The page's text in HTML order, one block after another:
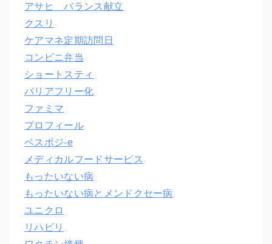
アサヒ バランス献立
クスリ
ケアマネ定期訪問日
コンビニ弁当
ショートスティ
バリアフリー化
ファミマ
プロフィール
ベスポジ-e
メディカルフードサービス
もったいない病
もったいない病とメンドクセー病
ユニクロ
リハビリ